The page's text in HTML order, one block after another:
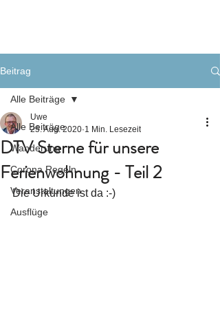
Beitrag
Alle Beiträge
Wanderung
Corona Regeln
Veranstaltungen
Ausflüge
Alle Beiträge
DTV Sterne für unsere
Ferienwohnung - Teil 2
Uwe
25. Aug. 2020 1 Min. Lesezeit
Die Urkunde ist da :-)